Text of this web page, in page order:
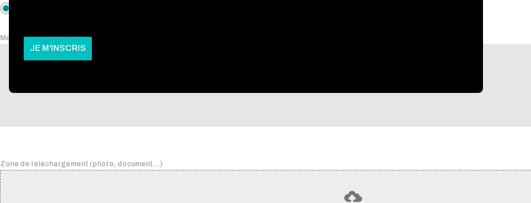
JE M'INSCRIS
Merci de préciser votre demande
Zone de téléchargement (photo, document…)